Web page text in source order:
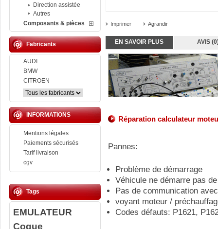
Direction assistée
Autres
Composants & pièces
Fabricants
AUDI
BMW
CITROEN
INFORMATIONS
Mentions légales
Paiements sécurisés
Tarif livraison
cgv
Tags
EMULATEUR
Coque
Imprimer Agrandir
EN SAVOIR PLUS AVIS
Réparation calculateur
Pannes:
Problème de démarrage
Véhicule ne démarre pas
Pas de communication
voyant moteur /
Codes défauts: P1621,